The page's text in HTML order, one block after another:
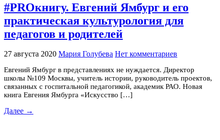
#PROкнигу. Евгений Ямбург и его
практическая культурология для
педагогов и родителей
27 августа 2020 Мария Голубева Нет комментариев
Евгений Ямбург в представлениях не нуждается. Директор
школы №109 Москвы, учитель истории, руководитель проектов,
связанных с госпитальной педагогикой, академик РАО. Новая
книга Евгения Ямбурга «Искусство […]
Далее →